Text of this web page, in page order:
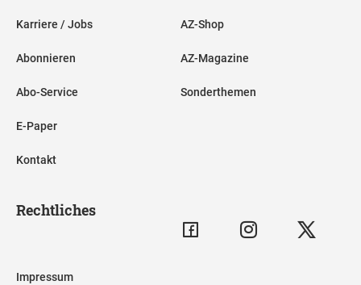
Karriere / Jobs
Abonnieren
Abo-Service
E-Paper
Kontakt
AZ-Shop
AZ-Magazine
Sonderthemen
Rechtliches
Impressum